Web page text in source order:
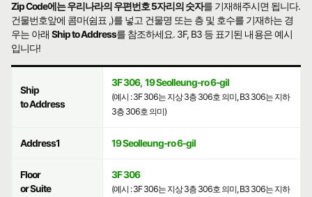
Zip Code에는 우리나라의 우편번호 5자리의 숫자를 기재해주시면 됩니다.
건물번호앞에 콤마(쉼표 ,)를 넣고 건물명 또는 층 및 호수를 기재하는 경
우는 아래Ship to Address를 참조하세요. 3F, B3 등 표기된 내용은 예시
입니다!
Ship
to Address
3F 306, 19 Seolleung-ro 6-gil
(예시 : 3F 306는 지상 3층 306호 의미, B3 306는 지하
3층 306호 의미)
Address1 19 Seolleung-ro 6-gil
Floor
or Suite
3F 306
(예시 : 3F 306는 지상 3층 306호 의미, B3 306는 지하